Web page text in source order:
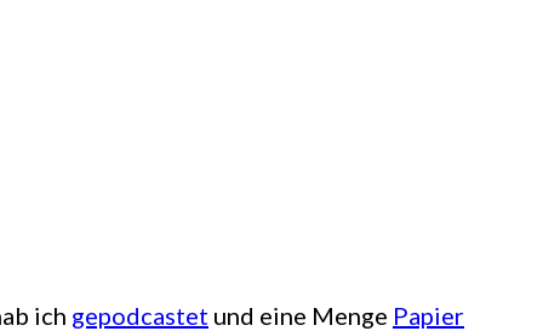
ich gepodcastet und eine Menge Papier